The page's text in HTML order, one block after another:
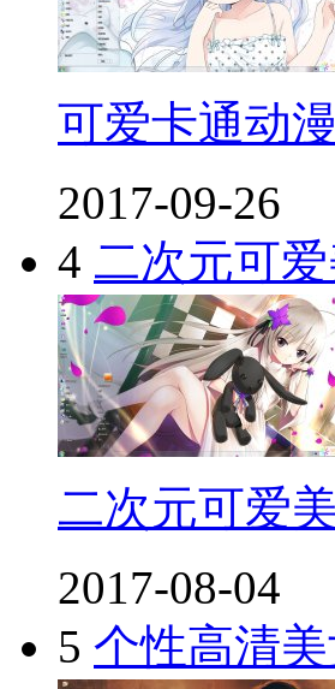
可爱卡通动
2017-09-26
4 二次元可
二次元可爱
2017-08-04
5 个性高清